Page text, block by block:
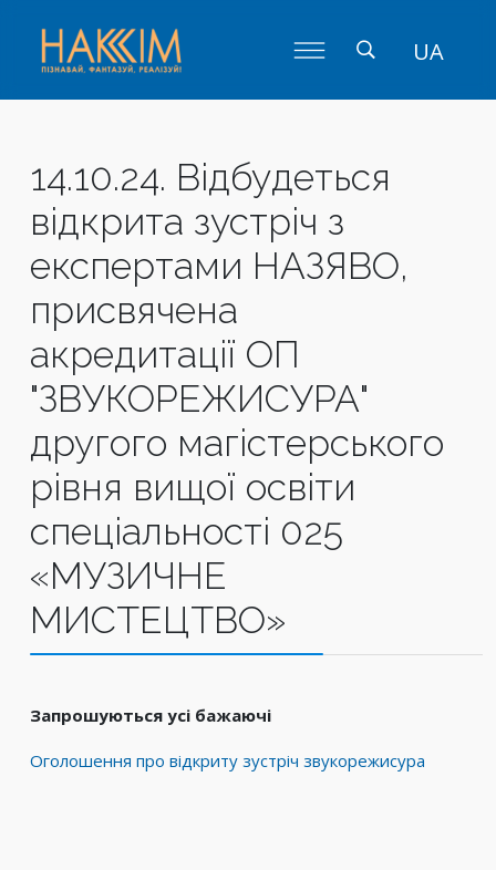
UA
14.10.24. Відбудеться
відкрита зустріч з
експертами НАЗЯВО,
присвячена
акредитації ОП
"ЗВУКОРЕЖИСУРА"
другого магістерського
рівня вищої освіти
спеціальності 025
«МУЗИЧНЕ
МИСТЕЦТВО»
Запрошуються усі бажаючі
Оголошення про відкриту зустріч звукорежисура